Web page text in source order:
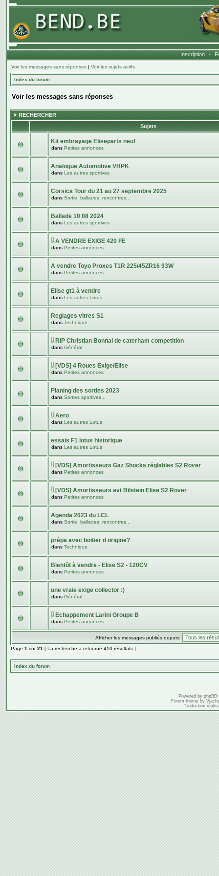
Inscription •
Voir les messages sans réponses | Voir les sujets actifs
Index du forum
Voir les messages sans réponses
RECHERCHER
Sujets
Kit embrayage Eliseparts neuf
dans Petites annonces
Analogue Automotive VHPK
dans Les autres sportives
Corsica Tour du 21 au 27 septembre 2025
dans Sortie, ballades, rencontres...
Ballade 10 08 2024
dans Les autres sportives
A VENDRE EXIGE 420 FE
dans Petites annonces
A vendre Toyo Proxes T1R 225/45ZR16 93W
dans Petites annonces
Elise gt1 à vendre
dans Les autres Lotus
Reglages vitres S1
dans Technique
RIP Christian Bonnal de caterham competition
dans Général
[VDS] 4 Roues Exige/Elise
dans Petites annonces
Planing des sorties 2023
dans Sorties sportives...
Aero
dans Les autres Lotus
essais F1 lotus historique
dans Les autres Lotus
[VDS] Amortisseurs Gaz Shocks réglables S2 Rover
dans Petites annonces
[VDS] Amortisseurs avt Bilstein Elise S2 Rover
dans Petites annonces
Agenda 2023 du LCL
dans Sortie, ballades, rencontres...
prépa avec boitier d origine?
dans Technique
Bientôt à vendre - Elise S2 - 120CV
dans Petites annonces
une vraie exige collector :)
dans Général
Echappement Larini Groupe B
dans Petites annonces
Afficher les messages publiés depuis:
Page 1 sur21 [ La recherche a retourné 410 résultats ]
Index du forum
Powered by phpBB
Forum theme by
Traduction